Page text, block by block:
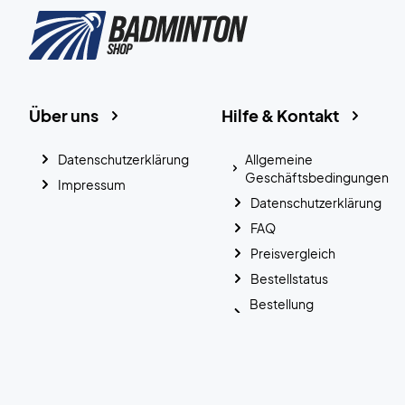
Hilfe & Kontakt
Allgemeine
Geschäftsbedingungen
Datenschutzerklärung
FAQ
Preisvergleich
Bestellstatus
Bestellung
Über uns
Datenschutzerklärung
Impressum